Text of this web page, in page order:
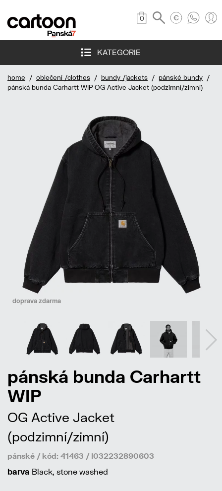
0
KATEGORIE
home / oblečení /clothes / bundy /jackets / pánské bundy /
pánská bunda Carhartt WIP OG Active Jacket (podzimní/zimní)
doprava zdarma
pánská bunda Carhartt
WIP
OG Active Jacket
(podzimní/zimní)
pánské / kód: 41463 / I032232890603
barva Black, stone washed